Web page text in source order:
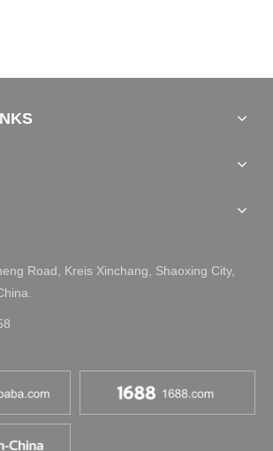
Road, Kreis Xinchang, Shaoxing City,